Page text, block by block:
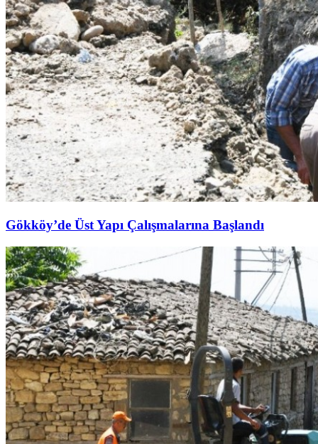
Gökköy’de Üst Yapı Çalışmalarına Başlandı